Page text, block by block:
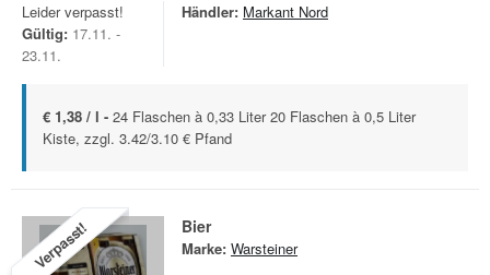
Leider verpasst!
Gültig: 17.11. -
23.11.
Händler: Markant Nord
€ 1,38 / l - 24 Flaschen à 0,33 Liter 20 Flaschen à 0,5 Liter
Kiste, zzgl. 3.42/3.10 € Pfand
Verpasst! Bier
Marke: Warsteiner